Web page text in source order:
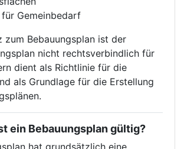
für Gemeinbedarf
zum Bebauungsplan ist der
nicht rechtsverbindlich für
dient als Richtlinie für die
als Grundlage für die Erstellung
ein Bebauungsplan gültig?
hat grundsätzlich eine